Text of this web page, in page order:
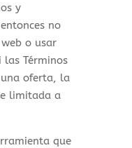
y
no
o usar
las Términos
una oferta, la
limitada a
que